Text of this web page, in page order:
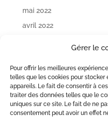
Gérer le
Pour offrir les meilleures
telles que les cookies pour
appareils. Le fait de consentir à
traiter des données telles que le
uniques sur ce site. Le fait de ne
consentement peut avoir un effet
mai 2022
avril 2022
décembre 2021
Catégories
Lettre d'informations